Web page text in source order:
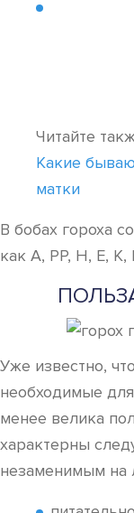
Читайте
Какие
матки
В бобах гороха
как А, РР, Н, Е, К,
Уже известно,
необходимые
менее велика
характерны
незаменимым на